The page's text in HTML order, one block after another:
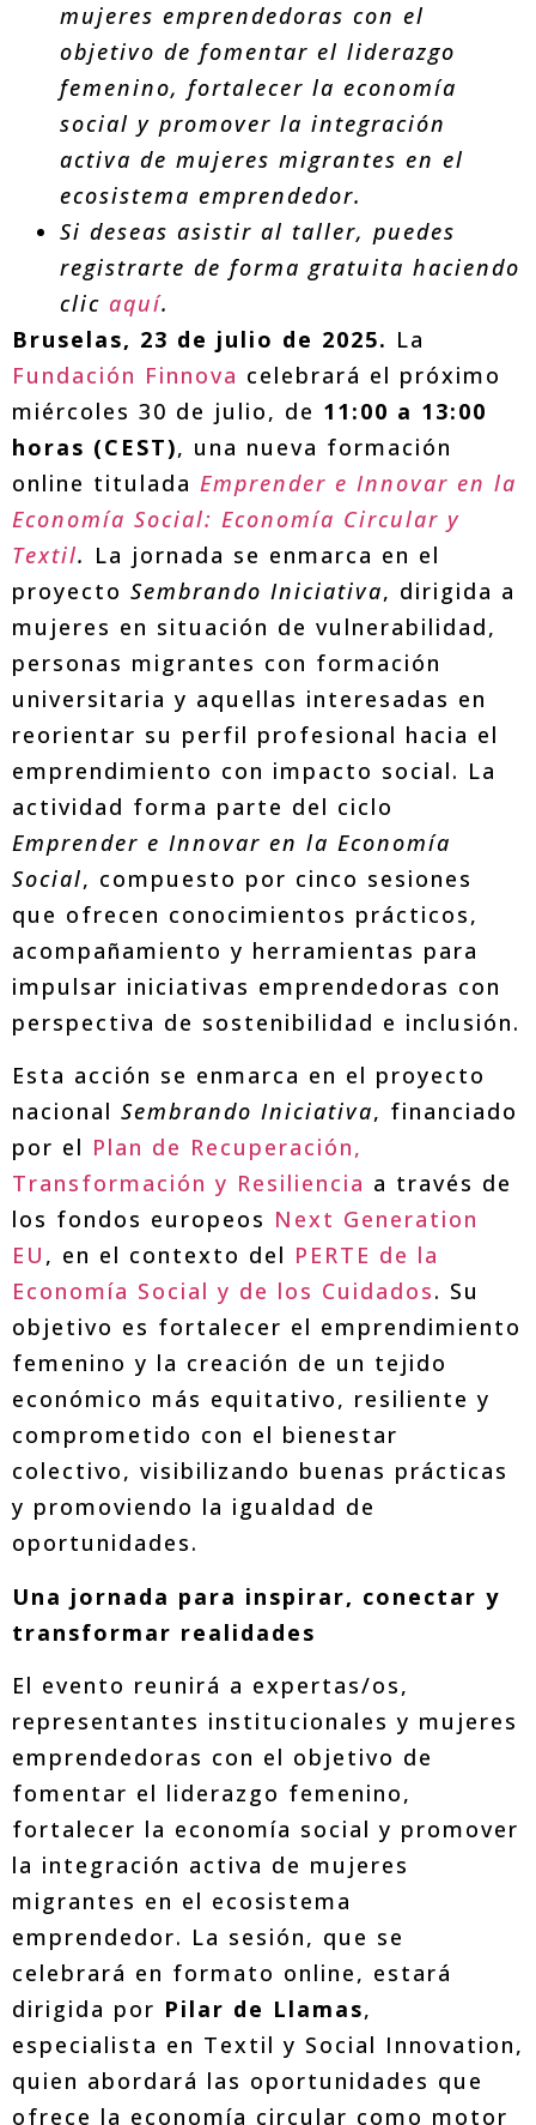
mujeres emprendedoras con el
objetivo de fomentar el liderazgo
femenino, fortalecer la economía
social y promover la integración
activa de mujeres migrantes en el
ecosistema emprendedor.
Si deseas asistir al taller, puedes
registrarte de forma gratuita haciendo
clic aquí.
Bruselas, 23 de julio de 2025. La
Fundación Finnova celebrará el próximo
miércoles 30 de julio, de 11:00 a 13:00
horas (CEST), una nueva formación
online titulada Emprender e Innovar en la
Economía Social: Economía Circular y
Textil. La jornada se enmarca en el
proyecto Sembrando Iniciativa, dirigida a
mujeres en situación de vulnerabilidad,
personas migrantes con formación
universitaria y aquellas interesadas en
reorientar su perfil profesional hacia el
emprendimiento con impacto social. La
actividad forma parte del ciclo
Emprender e Innovar en la Economía
Social, compuesto por cinco sesiones
que ofrecen conocimientos prácticos,
acompañamiento y herramientas para
impulsar iniciativas emprendedoras con
perspectiva de sostenibilidad e inclusión.
Esta acción se enmarca en el proyecto
nacional Sembrando Iniciativa, financiado
por el Plan de Recuperación,
Transformación y Resiliencia a través de
los fondos europeos Next Generation
EU , en el contexto del PERTE de la
Economía Social y de los Cuidados. Su
objetivo es fortalecer el emprendimiento
femenino y la creación de un tejido
económico más equitativo, resiliente y
comprometido con el bienestar
colectivo, visibilizando buenas prácticas
y promoviendo la igualdad de
oportunidades.
Una jornada para inspirar, conectar y
transformar realidades
El evento reunirá a expertas/os,
representantes institucionales y mujeres
emprendedoras con el objetivo de
fomentar el liderazgo femenino,
fortalecer la economía social y promover
la integración activa de mujeres
migrantes en el ecosistema
emprendedor. La sesión, que se
celebrará en formato online, estará
dirigida por Pilar de Llamas,
especialista en Textil y Social Innovation,
quien abordará las oportunidades que
ofrece la economía circular como motor